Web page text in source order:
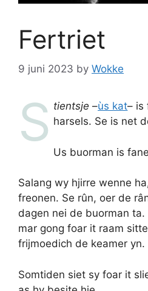
Fertriet
9 juni 2023 by Wokke
S tientsje –ùs kat– is
harsels. Se is net
Us buorman is
Salang wy hjirre wenne
freonen. Se rûn, oer de
dagen nei de buorman ta.
mar gong foar it raam
frijmoedich de keamer yn.
Somtiden siet sy foar it